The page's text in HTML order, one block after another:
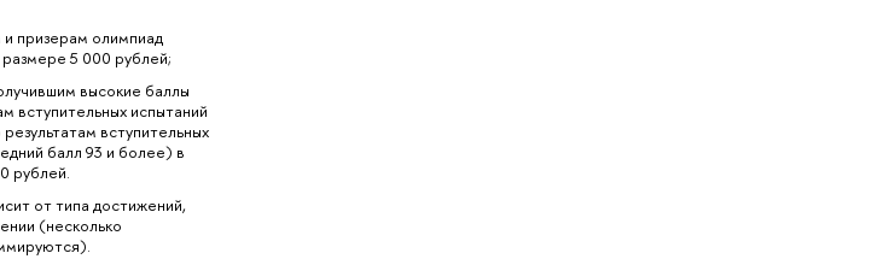
призерам олимпиад
размере 5 000 рублей;
высокие баллы
вступительных испытаний
вступительных
балл 93 и более) в
рублей.
от типа достижений,
(несколько